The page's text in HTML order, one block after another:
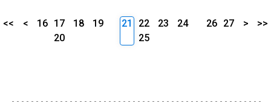
<< < 16 17 18
19
20
21 22 23
24
25
26 27 > >>